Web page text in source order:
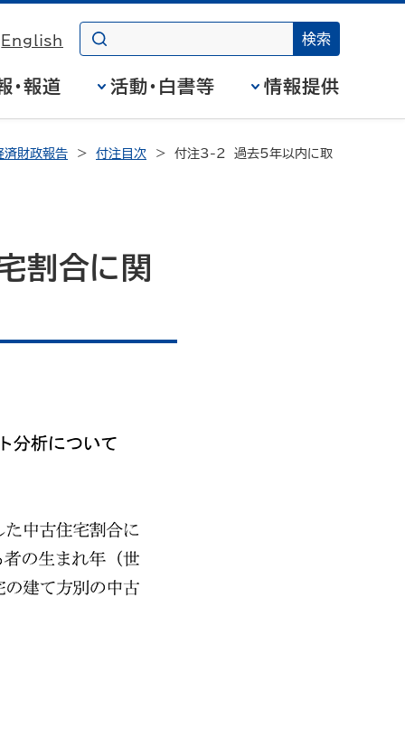
English
・報道 活動・白書等 情報提供
財政報告 付注目次 付注3-2 過去5年以内に取
割合に関